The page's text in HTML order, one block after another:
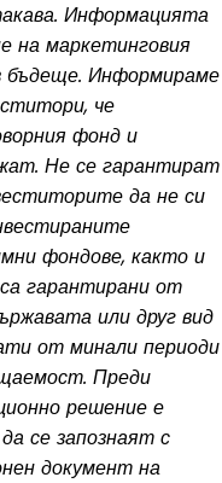
Информацията
на маркетинговия
бъдеще. Информираме
че
фонд и
Не се гарантират
да не си
фондове, както и
гарантирани от
или друг вид
от минали периоди
Преди
решение е
се запознаят с
документ на